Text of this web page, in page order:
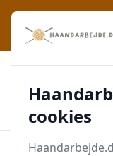
Håndarbejde
lige ved hånden
Shopping med
Mærker i høj kvalitet
cookies